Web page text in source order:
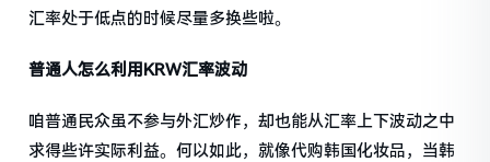
汇率处于低点的时候尽量多换些啦。
普通人怎么利用KRW汇率波动
咱普通民众虽不参与外汇炒作，却也能从汇率上下波动之中
求得些许实际利益。何以如此，就像代购韩国化妆品，当韩